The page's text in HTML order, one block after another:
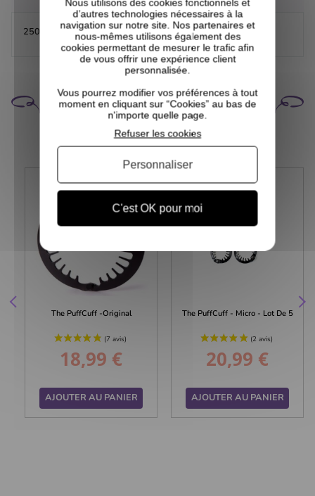
250 mini élastiques pour toutes vos coiffures.
CELA POURRAIT VOUS
INTÉRESSER
The PuffCuff -Original
Prix
18,99 €
AJOUTER AU PANIER
The PuffCuff - Micro - Lot De 5
Prix
20,99 €
AJOUTER AU PANIER
Nous utilisons des cookies fonctionnels et
d’autres technologies nécessaires à la
navigation sur notre site. Nos partenaires et
nous-mêmes utilisons également des
cookies permettant de mesurer le trafic afin
de vous offrir une expérience client
personnalisée.
Vous pourrez modifier vos préférences à tout
moment en cliquant sur “Cookies” au bas de
n'importe quelle page.
C'est OK pour moi
Refuser les cookies
Personnaliser